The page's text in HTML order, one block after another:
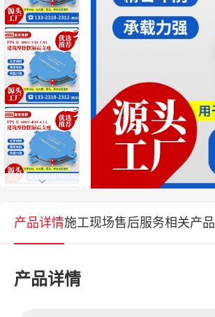
产品详情施工现场售后服务相关产品
产品详情